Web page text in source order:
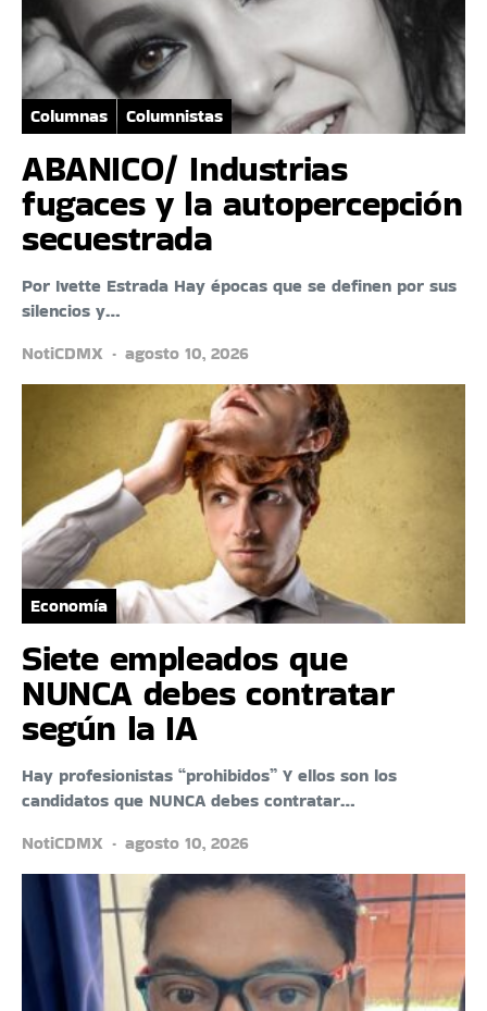
Columnas Columnistas
ABANICO/ Industrias
fugaces y la autopercepción
secuestrada
Por Ivette Estrada Hay épocas que se definen por sus
silencios y…
NotiCDMX
agosto 10, 2026
Economía
Siete empleados que
NUNCA debes contratar
según la IA
Hay profesionistas “prohibidos” Y ellos son los
candidatos que NUNCA debes contratar…
NotiCDMX
agosto 10, 2026